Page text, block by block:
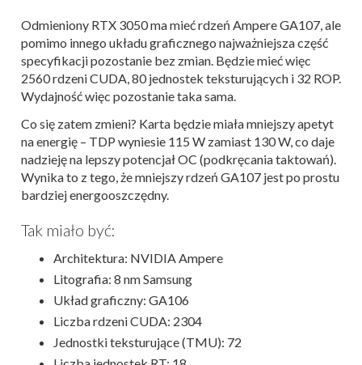
Odmieniony RTX 3050 ma mieć rdzeń Ampere GA107, ale
pomimo innego układu graficznego najważniejsza część
specyfikacji pozostanie bez zmian. Będzie mieć więc
2560 rdzeni CUDA, 80 jednostek teksturujących i 32 ROP.
Wydajność więc pozostanie taka sama.
Co się zatem zmieni? Karta będzie miała mniejszy apetyt
na energię – TDP wyniesie 115 W zamiast 130 W, co daje
nadzieję na lepszy potencjał OC (podkręcania taktowań).
Wynika to z tego, że mniejszy rdzeń GA107 jest po prostu
bardziej energooszczędny.
Tak miało być:
Architektura: NVIDIA Ampere
Litografia: 8 nm Samsung
Układ graficzny: GA106
Liczba rdzeni CUDA: 2304
Jednostki teksturujące (TMU): 72